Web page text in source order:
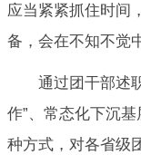
应当紧紧抓住时间
备，会在不知不觉
通过团干部述
作”、常态化下沉
种方式，对各省级